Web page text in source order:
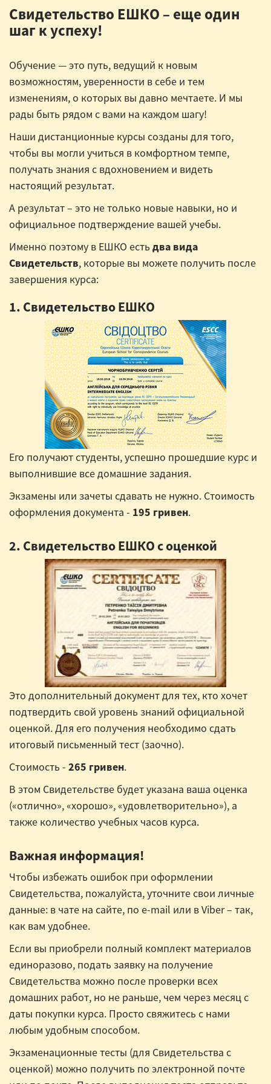
Свидетельство ЕШКО – еще один
шаг к успеху!
Обучение — это путь, ведущий к новым
возможностям, уверенности в себе и тем
изменениям, о которых вы давно мечтаете. И мы
рады быть рядом с вами на каждом шагу!
Наши дистанционные курсы созданы для того,
чтобы вы могли учиться в комфортном темпе,
получать знания с вдохновением и видеть
настоящий результат.
А результат – это не только новые навыки, но и
официальное подтверждение вашей учебы.
Именно поэтому в ЕШКО есть два вида
Свидетельств, которые вы можете получить после
завершения курса:
1. Свидетельство ЕШКО
Его получают студенты, успешно прошедшие курс и
выполнившие все домашние задания.
Экзамены или зачеты сдавать не нужно. Стоимость
оформления документа - 195 гривен.
2. Свидетельство ЕШКО с оценкой
Это дополнительный документ для тех, кто хочет
подтвердить свой уровень знаний официальной
оценкой. Для его получения необходимо сдать
итоговый письменный тест (заочно).
Стоимость - 265 гривен.
В этом Свидетельстве будет указана ваша оценка
(«отлично», «хорошо», «удовлетворительно»), а
также количество учебных часов курса.
Важная информация!
Чтобы избежать ошибок при оформлении
Свидетельства, пожалуйста, уточните свои личные
данные: в чате на сайте, по e-mail или в Viber – так,
как вам удобнее.
Если вы приобрели полный комплект материалов
единоразово, подать заявку на получение
Свидетельства можно после проверки всех
домашних работ, но не раньше, чем через месяц с
даты покупки курса. Просто свяжитесь с нами
любым удобным способом.
Экзаменационные тесты (для Свидетельства с
оценкой) можно получить по электронной почте